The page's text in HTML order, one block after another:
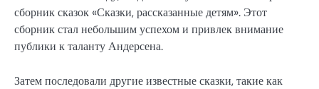
сборник сказок «Сказки, рассказанные детям». Этот
сборник стал небольшим успехом и привлек внимание
публики к таланту Андерсена.
Затем последовали другие известные сказки, такие как